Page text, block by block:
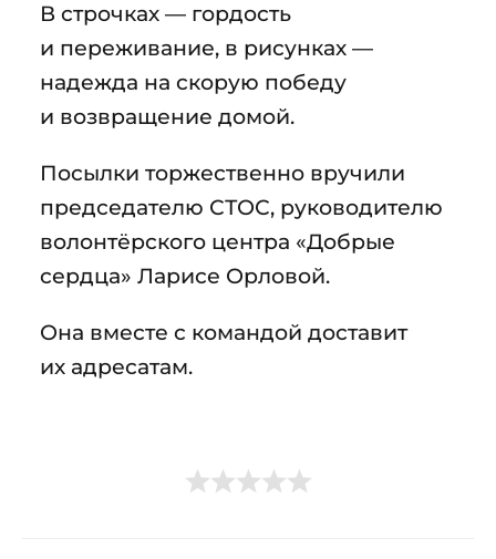
В строчках — гордость
и переживание, в рисунках —
надежда на скорую победу
и возвращение домой.
Посылки торжественно вручили
председателю СТОС, руководителю
волонтёрского центра «Добрые
сердца» Ларисе Орловой.
Она вместе с командой доставит
их адресатам.